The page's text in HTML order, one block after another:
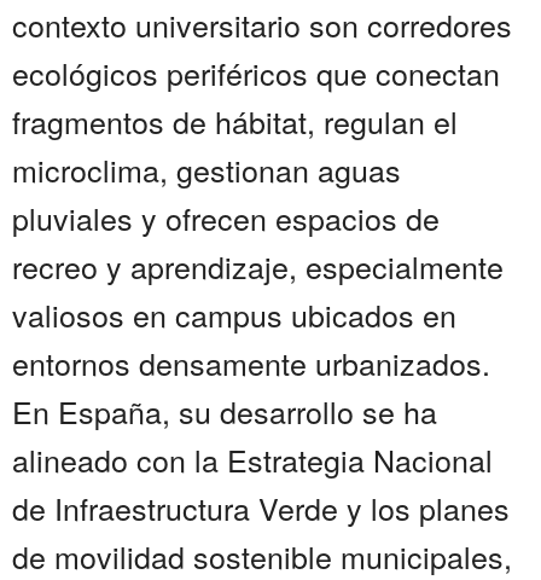
contexto universitario son corredores
ecológicos periféricos que conectan
fragmentos de hábitat, regulan el
microclima, gestionan aguas
pluviales y ofrecen espacios de
recreo y aprendizaje, especialmente
valiosos en campus ubicados en
entornos densamente urbanizados.
En España, su desarrollo se ha
alineado con la Estrategia Nacional
de Infraestructura Verde y los planes
de movilidad sostenible municipales,